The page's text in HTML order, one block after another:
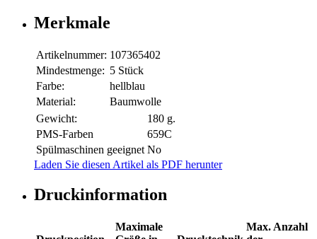
Merkmale
Artikelnummer: 107365402
Mindestmenge: 5 Stück
Farbe:
hellblau
Material:
Baumwolle
Gewicht:
180 g.
PMS-Farben
659C
Spülmaschinen geeignet No
Laden Sie diesen Artikel als PDF herunter
Druckinformation
Maximale
Max. Anzahl